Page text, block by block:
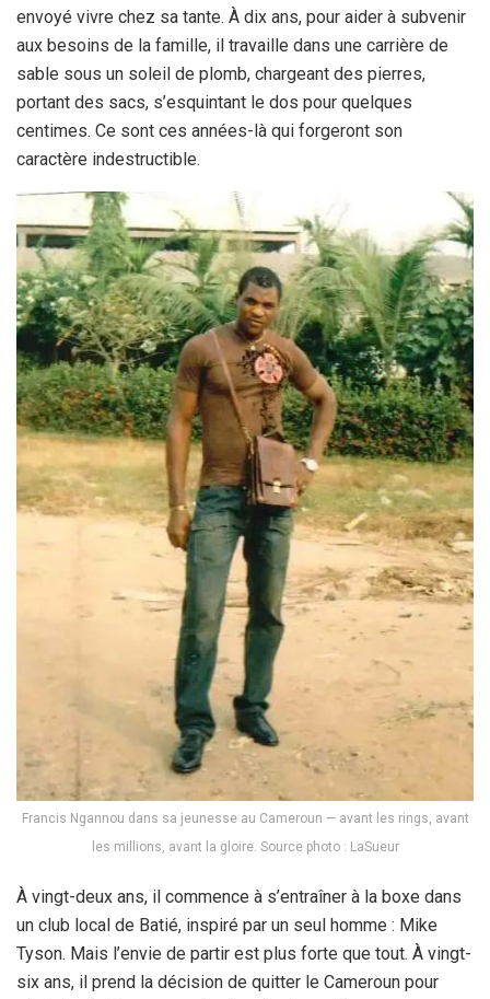
envoyé vivre chez sa tante. À dix ans, pour aider à subvenir
aux besoins de la famille, il travaille dans une carrière de
sable sous un soleil de plomb, chargeant des pierres,
portant des sacs, s’esquintant le dos pour quelques
centimes. Ce sont ces années-là qui forgeront son
caractère indestructible.
Francis Ngannou dans sa jeunesse au Cameroun — avant les rings, avant
les millions, avant la gloire. Source photo : LaSueur
À vingt-deux ans, il commence à s’entraîner à la boxe dans
un club local de Batié, inspiré par un seul homme : Mike
Tyson. Mais l’envie de partir est plus forte que tout. À vingt-
six ans, il prend la décision de quitter le Cameroun pour